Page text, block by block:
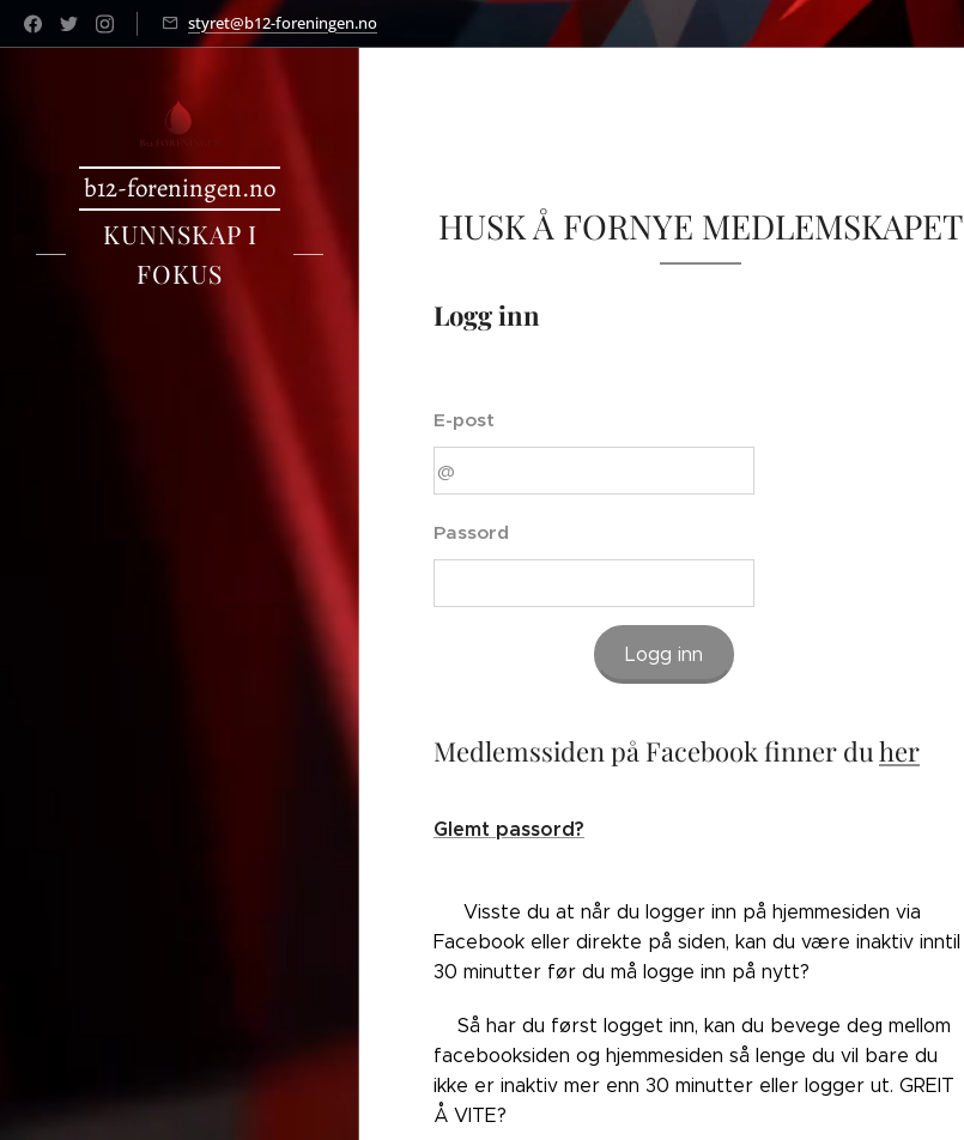
styret@b12-foreningen.no
b12-foreningen.no
KUNNSKAP I
FOKUS
HUSK Å FORNYE MEDLEMSKAPET
Logg inn
E-post
Passord
Logg inn
Medlemssiden på Facebook finner duher
Glemt passord?
👉🏼Visste du at når du logger inn på hjemmesiden via
Facebook eller direkte på siden, kan du være inaktiv inntil
30 minutter før du må logge inn på nytt?
👉🏼Så har du først logget inn, kan du bevege deg mellom
facebooksiden og hjemmesiden så lenge du vil bare du
ikke er inaktiv mer enn 30 minutter eller logger ut. GREIT
Å VITE?